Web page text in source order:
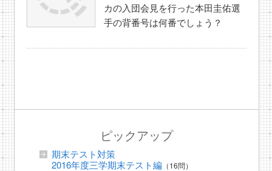
カの入団会見を行った本田圭佑選
手の背番号は何番でしょう？
ピックアップ
期末テスト対策
2016年度三学期末テスト編（16問）